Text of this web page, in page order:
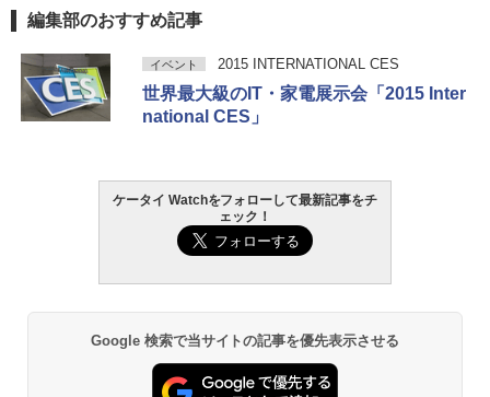
編集部のおすすめ記事
イベント 2015 INTERNATIONAL CES
世界最大級のIT・家電展示会「2015 Inter
national CES」
ケータイ Watchをフォローして最新記事をチ
ェック！
Google 検索で当サイトの記事を優先表示させる